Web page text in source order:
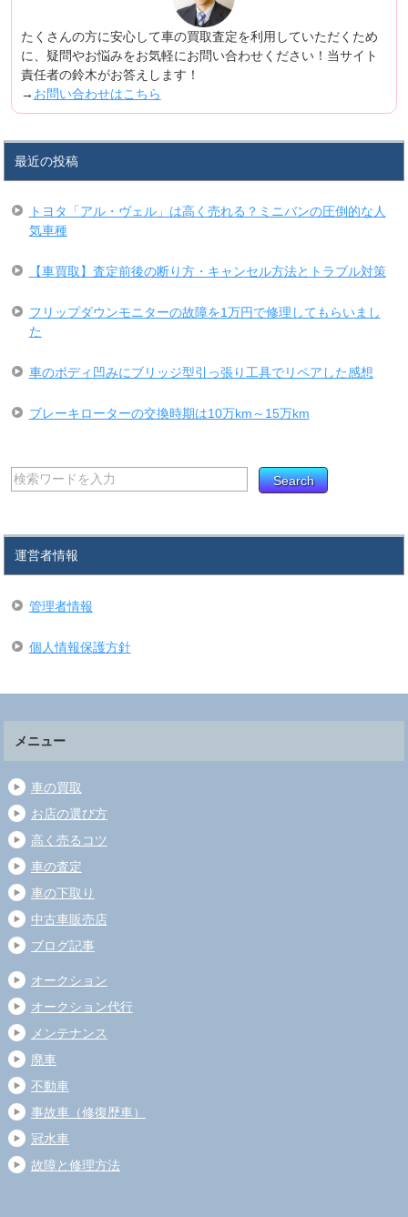
たくさんの方に安心して車の買取査定を利用していただくため
に、疑問やお悩みをお気軽にお問い合わせください！当サイト
責任者の鈴木がお答えします！
→ お問い合わせはこちら
最近の投稿
トヨタ「アル・ヴェル」は高く売れる？ミニバンの圧倒的な人
気車種
【車買取】査定前後の断り方・キャンセル方法とトラブル対策
フリップダウンモニターの故障を1万円で修理してもらいまし
た
車のボディ凹みにブリッジ型引っ張り工具でリペアした感想
ブレーキローターの交換時期は10万km～15万km
運営者情報
管理者情報
個人情報保護方針
メニュー
車の買取
お店の選び方
高く売るコツ
車の査定
車の下取り
中古車販売店
ブログ記事
オークション
オークション代行
メンテナンス
廃車
不動車
事故車（修復歴車）
冠水車
故障と修理方法